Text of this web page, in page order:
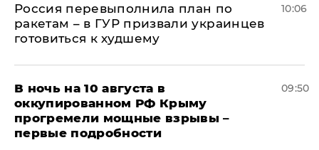
Россия перевыполнила план по
ракетам – в ГУР призвали украинцев
готовиться к худшему
10:06
В ночь на 10 августа в
оккупированном РФ Крыму
прогремели мощные взрывы –
первые подробности
09:50